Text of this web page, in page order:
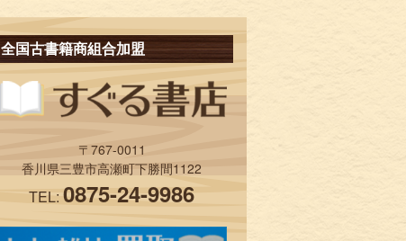
全国古書籍商組合加盟
〒767-0011
香川県三豊市高瀬町下勝間1122
TEL:0875-24-9986